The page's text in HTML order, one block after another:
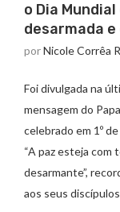
o Dia
desarmada
porNicole Corrêa
Foi divulgada na
mensagem do
celebrado em 1º
“A paz esteja com
desarmante”,
aos seus